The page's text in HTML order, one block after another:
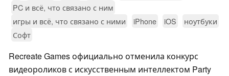
PC и всё, что связано с ним
игры и всё, что связано с ними
iPhone iOS
ноутбуки
Софт
Recreate Games официально отменила конкурс
видеороликов с искусственным интеллектом Party